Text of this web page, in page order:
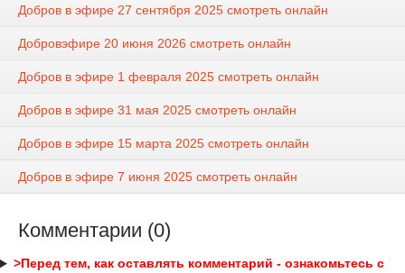
Добров в эфире 27 сентября 2025 смотреть онлайн
Добровэфире 20 июня 2026 смотреть онлайн
Добров в эфире 1 февраля 2025 смотреть онлайн
Добров в эфире 31 мая 2025 смотреть онлайн
Добров в эфире 15 марта 2025 смотреть онлайн
Добров в эфире 7 июня 2025 смотреть онлайн
Комментарии (0)
>Перед тем, как оставлять комментарий - ознакомьтесь с